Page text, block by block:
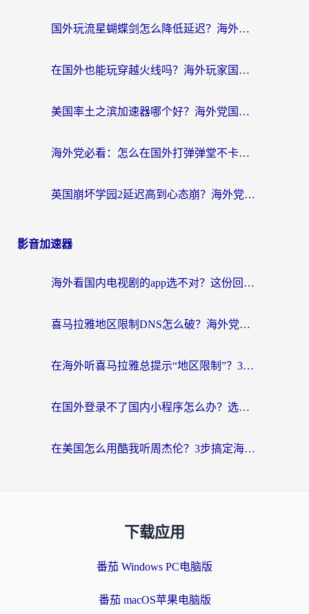
国外玩流星蝴蝶剑怎么降低延迟？海外党必看的加速秘籍（含欧洲鸣潮&彩虹岛优化攻略）
在国外也能玩穿越火线吗？海外玩家国服游戏畅玩终极指南
美国率土之滨加速器哪个好？海外党国服游戏畅玩终极指南（附多游戏解决方案）
海外党必看：怎么在国外打弹弹堂不卡？番茄加速器亲测指南
英国崩坏学园2延迟高到心态崩？海外党国服游戏加速终极指南
影音加速器
海外看国内电视剧的app选不对？这份回国加速器避坑指南帮你流畅追剧
喜马拉雅地区限制DNS怎么破？海外党听国内音乐听书的终极解决方案
在海外听喜马拉雅总提示“地区限制”？3步轻松解除+听国内音乐全攻略
在国外登录不了国内小程序怎么办？选对回国加速器，轻松解锁国内资源
在美国怎么用酷我听周杰伦？3步搞定海外听歌难题
下载应用
番茄 Windows PC电脑版
番茄 macOS苹果电脑版